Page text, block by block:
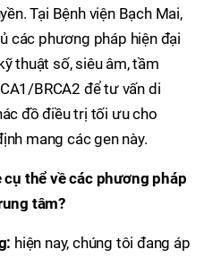
Tại Bệnh viện Bạch Mai,
các phương pháp hiện đại
thuật số, siêu âm, tầm
BRCA2 để tư vấn di
đồ điều trị tối ưu cho
mang các gen này.
thể về các phương pháp
tâm?
hiện nay, chúng tôi đang áp